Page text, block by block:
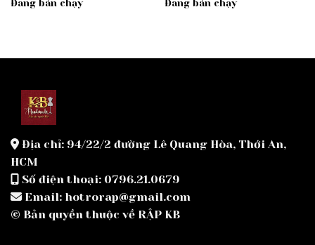
Đang bán chạy
Đang bán chạy
Địa chỉ: 94/22/2 đường Lê Quang Hòa, Thới An,
HCM
Số điện thoại: 0796.21.0679
Email: hotrorap@gmail.com
© Bản quyền thuộc về RẬP KB